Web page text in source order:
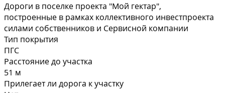
Дороги в поселке проекта "Мой гектар",
построенные в рамках коллективного инвестпроекта
силами собственников и Сервисной компании
Тип покрытия
ПГС
Расстояние до участка
51 м
Прилегает ли дорога к участку